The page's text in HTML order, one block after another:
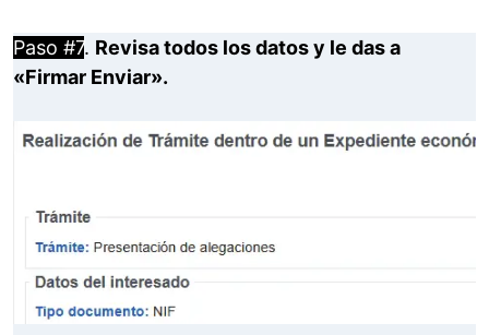
Paso #7. Revisa todos los datos y le das a
«Firmar Enviar».